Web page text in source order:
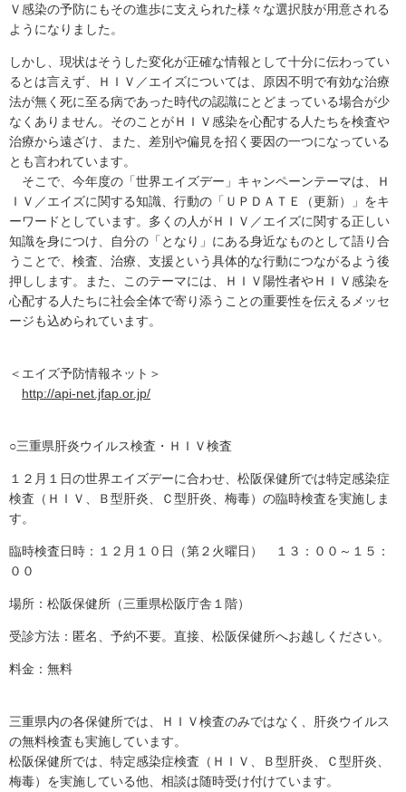
Ｖ感染の予防にもその進歩に支えられた様々な選択肢が用意される
ようになりました。
しかし、現状はそうした変化が正確な情報として十分に伝わってい
るとは言えず、ＨＩＶ／エイズについては、原因不明で有効な治療
法が無く死に至る病であった時代の認識にとどまっている場合が少
なくありません。そのことがＨＩＶ感染を心配する人たちを検査や
治療から遠ざけ、また、差別や偏見を招く要因の一つになっている
とも言われています。
そこで、今年度の「世界エイズデー」キャンペーンテーマは、Ｈ
ＩＶ／エイズに関する知識、行動の「ＵＰＤＡＴＥ（更新）」をキ
ーワードとしています。多くの人がＨＩＶ／エイズに関する正しい
知識を身につけ、自分の「となり」にある身近なものとして語り合
うことで、検査、治療、支援という具体的な行動につながるよう後
押しします。また、このテーマには、ＨＩＶ陽性者やＨＩＶ感染を
心配する人たちに社会全体で寄り添うことの重要性を伝えるメッセ
ージも込められています。
＜エイズ予防情報ネット＞
http://api-net.jfap.or.jp/
○三重県肝炎ウイルス検査・ＨＩＶ検査
１２月１日の世界エイズデーに合わせ、松阪保健所では特定感染症
検査（ＨＩＶ、Ｂ型肝炎、Ｃ型肝炎、梅毒）の臨時検査を実施しま
す。
臨時検査日時：１２月１０日（第２火曜日） １３：００～１５：
００
場所：松阪保健所（三重県松阪庁舎１階）
受診方法：匿名、予約不要。直接、松阪保健所へお越しください。
料金：無料
三重県内の各保健所では、ＨＩＶ検査のみではなく、肝炎ウイルス
の無料検査も実施しています。
松阪保健所では、特定感染症検査（ＨＩＶ、Ｂ型肝炎、Ｃ型肝炎、
梅毒）を実施している他、相談は随時受け付けています。